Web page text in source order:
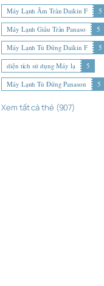
Máy Lạnh Âm Trần Daikin F
5
Máy Lạnh Giấu Trần Panaso
5
Máy Lạnh Tủ Đứng Daikin F
5
diện tích sử dụng Máy lạ
5
Máy Lạnh Tủ Đứng Panason
5
Xem tất cả thẻ (907)